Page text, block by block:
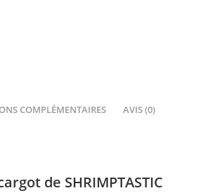
COMPLÉMENTAIRES AVIS (0)
de SHRIMPTASTIC